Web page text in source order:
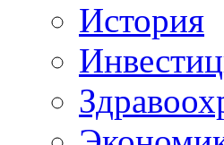
История